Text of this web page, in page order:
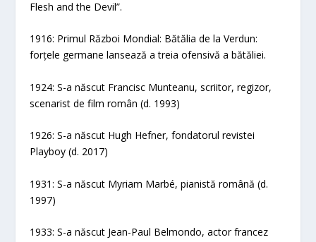
Flesh and the Devil”.
1916: Primul Război Mondial: Bătălia de la Verdun:
forțele germane lansează a treia ofensivă a bătăliei.
1924: S-a născut Francisc Munteanu, scriitor, regizor,
scenarist de film român (d. 1993)
1926: S-a născut Hugh Hefner, fondatorul revistei
Playboy (d. 2017)
1931: S-a născut Myriam Marbé, pianistă română (d.
1997)
1933: S-a născut Jean-Paul Belmondo, actor francez